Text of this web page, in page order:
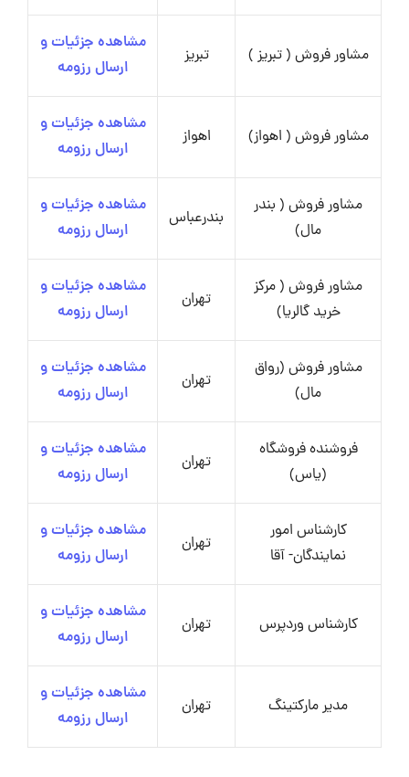
مشاور فروش ( تبریز ) تبریز
مشاهده جزئیات و
ارسال رزومه
مشاور فروش ( اهواز) اهواز
مشاهده جزئیات و
ارسال رزومه
مشاور فروش ( بندر
مال)
بندرعباس
مشاهده جزئیات و
ارسال رزومه
مشاور فروش ( مرکز
خرید گالریا)
تهران
مشاهده جزئیات و
ارسال رزومه
مشاور فروش (رواق
مال)
تهران
مشاهده جزئیات و
ارسال رزومه
فروشنده فروشگاه
(یاس)
تهران
مشاهده جزئیات و
ارسال رزومه
کارشناس امور
نمایندگان- آقا
تهران
مشاهده جزئیات و
ارسال رزومه
کارشناس وردپرس تهران
مشاهده جزئیات و
ارسال رزومه
مدیر مارکتینگ تهران
مشاهده جزئیات و
ارسال رزومه